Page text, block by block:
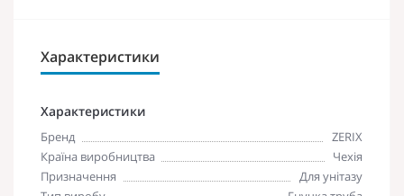
Характеристики
Характеристики
Бренд
ZERIX
Країна виробництва
Чехія
Призначення
Для унітазу